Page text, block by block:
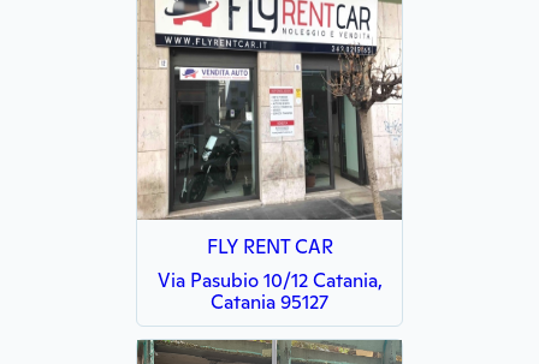
FLY RENT CAR
Via Pasubio 10/12 Catania,
Catania 95127